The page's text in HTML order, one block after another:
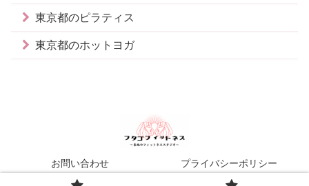
東京都のピラティス
東京都のホットヨガ
お問い合わせ プライバシーポリシー